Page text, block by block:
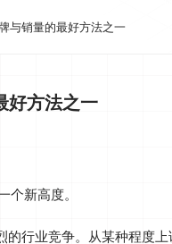
与销量的最好方法之一
好方法之一
个新高度。
的行业竞争。从某种程度